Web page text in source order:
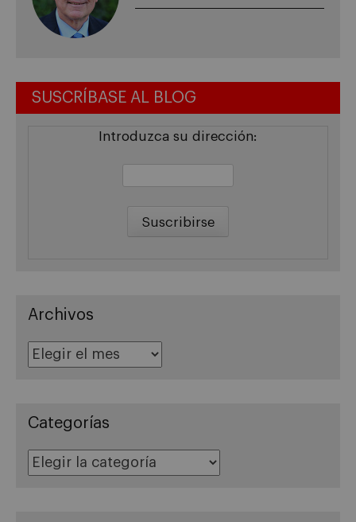
SUSCRÍBASE AL BLOG
Introduzca su dirección:
Archivos
Categorías